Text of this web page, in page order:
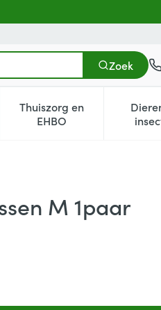
Zoek
categorie
voor Natuur geneeskunde
Thuiszorg en
EHBOToon submenu voor
M 1paar